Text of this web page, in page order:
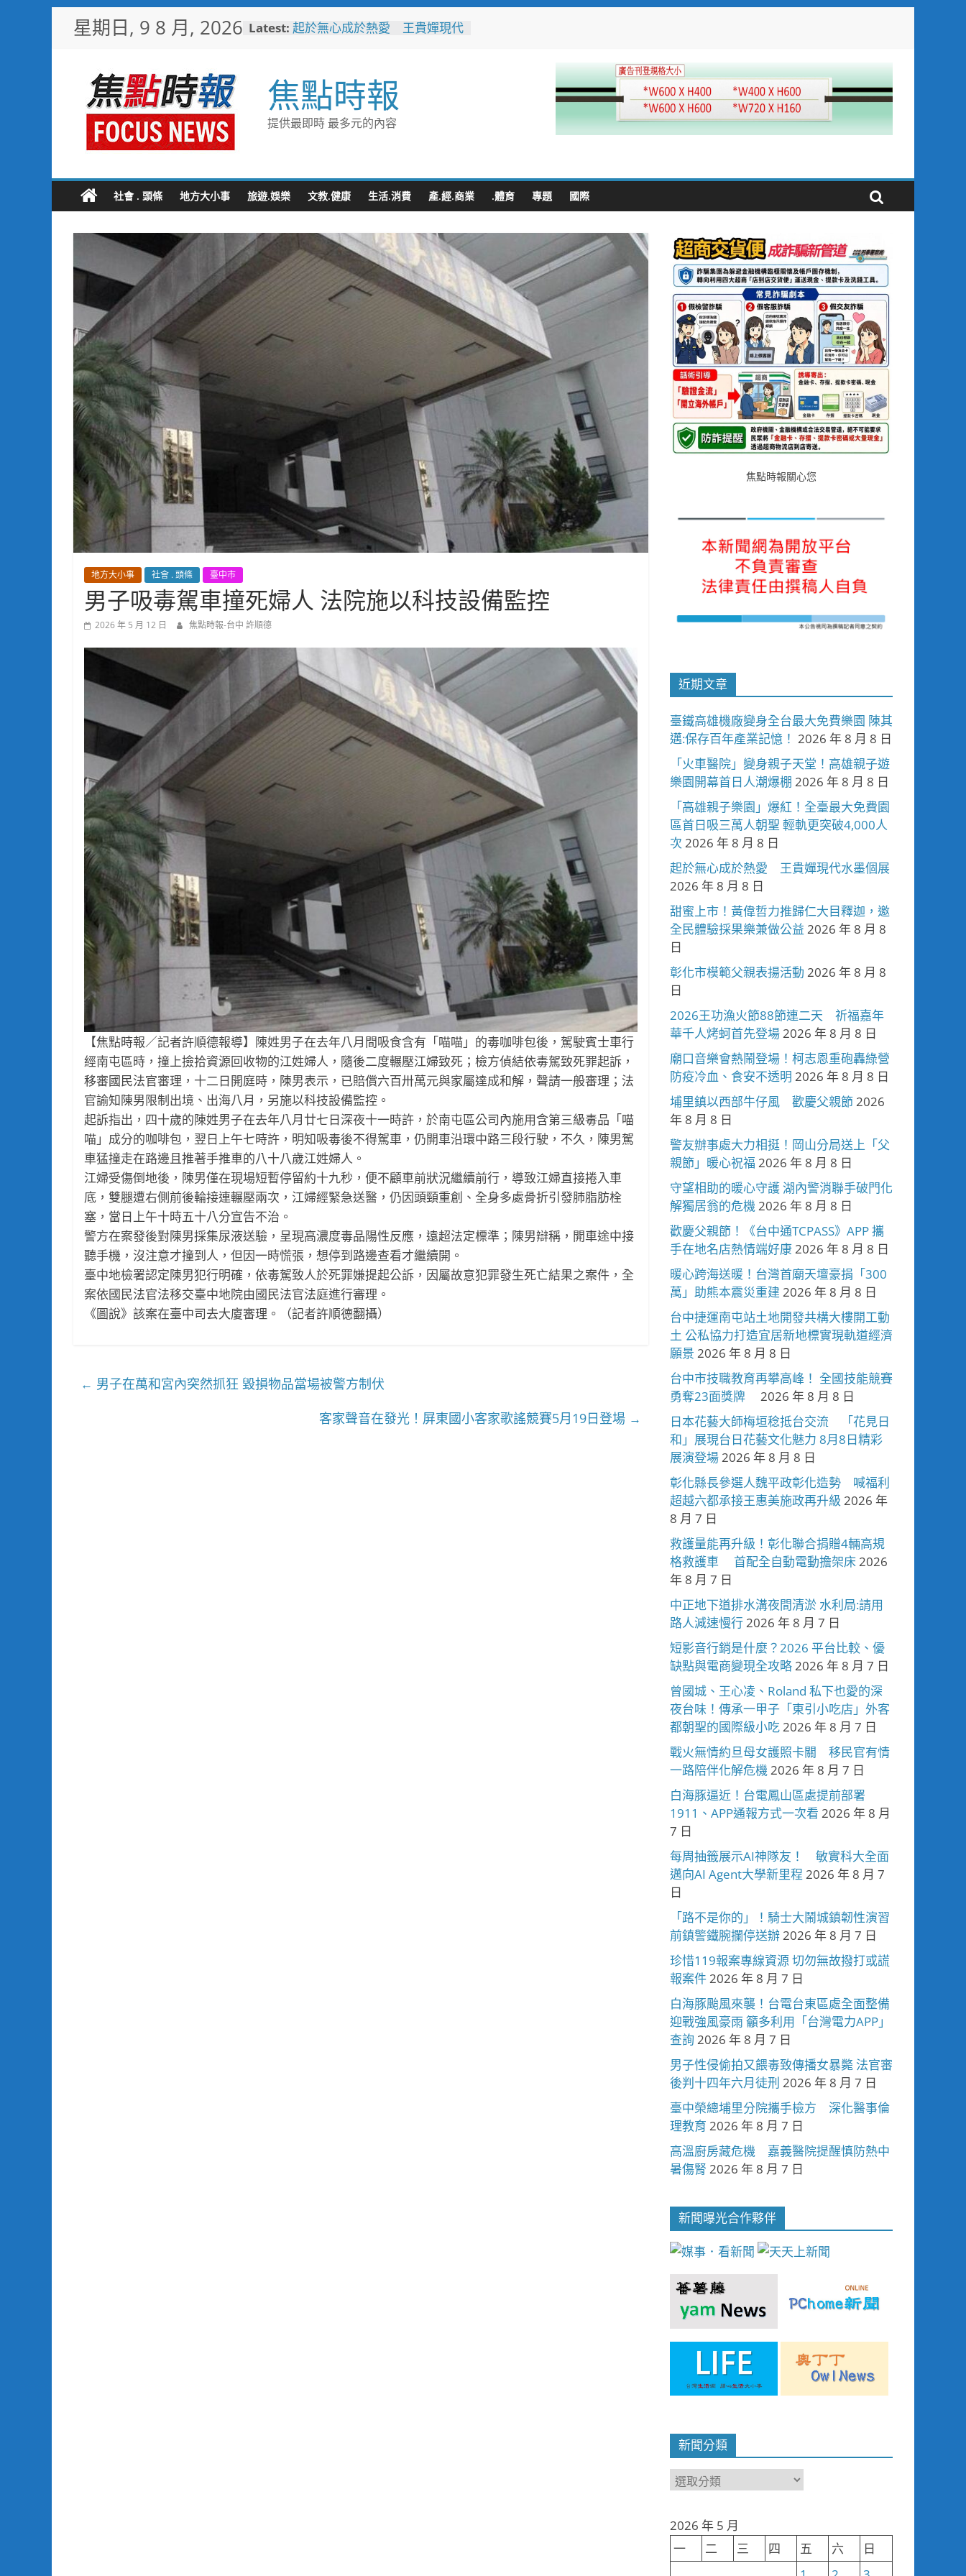
星期日, 9 8 月, 2026 Latest: 起於無心成於熱愛 王貴嬋現代
益
臺鐵高雄機廠變身全台最大免費
樂園 陳其邁:保存百年產業記
憶！
大免費園區首日吸三萬人朝聖
輕軌更突破4,000人次
焦點時報
提供最即時 最多元的內容
社會 . 頭條 地方大小事 旅遊.娛樂 文教.健康 生活.消費 產.經.商業 .體育 專題 國際
地方大小事 社會 . 頭條 臺中市
男子吸毒駕車撞死婦人 法院施以科技設備監控
2026 年 5 月 12 日 焦點時報-台中 許順德
【焦點時報／記者許順德報導】陳姓男子在去年八月間吸食含有「喵喵」的毒咖啡包後，駕駛賓士車行
經南屯區時，撞上撿拾資源回收物的江姓婦人，隨後二度輾壓江婦致死；檢方偵結依毒駕致死罪起訴，
移審國民法官審理，十二日開庭時，陳男表示，已賠償六百卅萬元與家屬達成和解，聲請一般審理；法
官諭知陳男限制出境、出海八月，另施以科技設備監控。
起訴指出，四十歲的陳姓男子在去年八月廿七日深夜十一時許，於南屯區公司內施用含第三級毒品「喵
喵」成分的咖啡包，翌日上午七時許，明知吸毒後不得駕車，仍開車沿環中路三段行駛，不久，陳男駕
車猛撞走在路邊且推著手推車的八十八歲江姓婦人。
江婦受傷倒地後，陳男僅在現場短暫停留約十九秒，便不顧車前狀況繼續前行，導致江婦直接捲入車
底，雙腿遭右側前後輪接連輾壓兩次，江婦經緊急送醫，仍因頭頸重創、全身多處骨折引發肺脂肪栓
塞，當日上午十時五十八分宣告不治。
警方在案發後對陳男採集尿液送驗，呈現高濃度毒品陽性反應，遠超法定標準；陳男辯稱，開車途中接
聽手機，沒注意才撞到人，但因一時慌張，想停到路邊查看才繼續開。
臺中地檢署認定陳男犯行明確，依毒駕致人於死罪嫌提起公訴，因屬故意犯罪發生死亡結果之案件，全
案依國民法官法移交臺中地院由國民法官法庭進行審理。
《圖說》該案在臺中司去大廈審理。（記者許順德翻攝）
← 男子在萬和宮內突然抓狂 毀損物品當場被警方制伏
客家聲音在發光！屏東國小客家歌謠競賽5月19日登場 →
焦點時報關心您
近期文章
臺鐵高雄機廠變身全台最大免費樂園 陳其
邁:保存百年產業記憶！ 2026 年 8 月 8 日
「火車醫院」變身親子天堂！高雄親子遊
樂園開幕首日人潮爆棚 2026 年 8 月 8 日
「高雄親子樂園」爆紅！全臺最大免費園
區首日吸三萬人朝聖 輕軌更突破4,000人
次 2026 年 8 月 8 日
起於無心成於熱愛 王貴嬋現代水墨個展
2026 年 8 月 8 日
甜蜜上市！黃偉哲力推歸仁大目釋迦，邀
全民體驗採果樂兼做公益 2026 年 8 月 8
日
彰化市模範父親表揚活動 2026 年 8 月 8
日
2026王功漁火節88節連二天 祈福嘉年
華千人烤蚵首先登場2026 年 8 月 8 日
廟口音樂會熱鬧登場！柯志恩重砲轟綠營
防疫冷血、食安不透明 2026 年 8 月 8 日
埔里鎮以西部牛仔風 歡慶父親節2026
年 8 月 8 日
警友辦事處大力相挺！岡山分局送上「父
親節」暖心祝福 2026 年 8 月 8 日
守望相助的暖心守護 湖內警消聯手破門化
解獨居翁的危機2026 年 8 月 8 日
歡慶父親節！《台中通TCPASS》APP 攜
手在地名店熱情端好康2026 年 8 月 8 日
暖心跨海送暖！台灣首廟天壇豪捐「300
萬」助熊本震災重建 2026 年 8 月 8 日
台中捷運南屯站土地開發共構大樓開工動
土 公私協力打造宜居新地標實現軌道經濟
願景 2026 年 8 月 8 日
台中市技職教育再攀高峰！ 全國技能競賽
勇奪23面獎牌
2026 年 8 月 8 日
日本花藝大師梅垣稔抵台交流 「花見日
和」展現台日花藝文化魅力 8月8日精彩
展演登場2026 年 8 月 8 日
彰化縣長參選人魏平政彰化造勢 喊福利
超越六都承接王惠美施政再升級 2026 年
8 月 7 日
救護量能再升級！彰化聯合捐贈4輛高規
格救護車 首配全自動電動擔架床2026
年 8 月 7 日
中正地下道排水溝夜間清淤 水利局:請用
路人減速慢行2026 年 8 月 7 日
短影音行銷是什麼？2026 平台比較、優
缺點與電商變現全攻略2026 年 8 月 7 日
曾國城、王心凌、Roland 私下也愛的深
夜台味！傳承一甲子「東引小吃店」外客
都朝聖的國際級小吃2026 年 8 月 7 日
戰火無情約旦母女護照卡關 移民官有情
一路陪伴化解危機2026 年 8 月 7 日
白海豚逼近！台電鳳山區處提前部署
1911、APP通報方式一次看 2026 年 8 月
7 日
每周抽籤展示AI神隊友！ 敏實科大全面
邁向AI Agent大學新里程 2026 年 8 月 7
日
「路不是你的」！騎士大鬧城鎮韌性演習
前鎮警鐵腕攔停送辦2026 年 8 月 7 日
珍惜119報案專線資源 切勿無故撥打或謊
報案件2026 年 8 月 7 日
白海豚颱風來襲！台電台東區處全面整備
迎戰強風豪雨 籲多利用「台灣電力APP」
查詢 2026 年 8 月 7 日
男子性侵偷拍又餵毒致傳播女暴斃 法官審
後判十四年六月徒刑 2026 年 8 月 7 日
臺中榮總埔里分院攜手檢方 深化醫事倫
理教育 2026 年 8 月 7 日
高溫廚房藏危機 嘉義醫院提醒慎防熱中
暑傷腎 2026 年 8 月 7 日
新聞曝光合作夥伴
新聞分類
新
類
2026 年 5 月
一
二 三 四 五 六
日